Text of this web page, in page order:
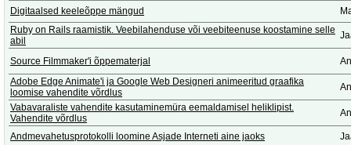
Digitaalsed keeleõppe mängud
Ruby on Rails raamistik. Veebilahenduse või veebiteenuse koostamine selle
abil
Source Filmmaker'i õppematerjal
Adobe Edge Animate'i ja Google Web Designeri animeeritud graafika
loomise vahendite võrdlus
Vabavaraliste vahendite kasutaminemüra eemaldamisel heliklipist.
Vahendite võrdlus
Andmevahetusprotokolli loomine Asjade Interneti aine jaoks